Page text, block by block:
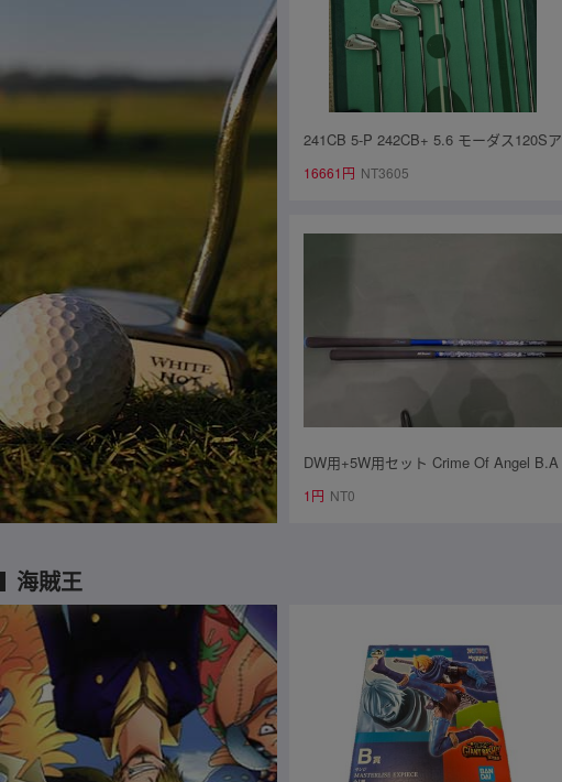
241CB 5-P 242CB+ 5.6 モーダス120Sア
イアン 8本セット メーカーカスタム【再
16661円 NT3605
DW用+5W用セット Crime Of Angel B.A
ngel FLEX-Ⅴ(SR相当) クライムオブエ
1円 NT0
海賊王